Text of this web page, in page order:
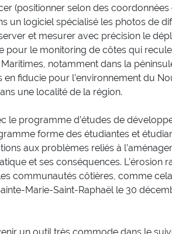
(positionner selon des
un logiciel spécialisé les photos de
et mesurer avec précision le
pour le monitoring de côtes qui
notamment dans la
en fiducie pour l’environnement du
une localité de la région.
le programme d’études de
forme des étudiantes et
aux problèmes reliés à
et ses conséquences. L’érosion
communautés côtières, comme
Marie-Saint-Raphaël le 30
un outil très commode dans le